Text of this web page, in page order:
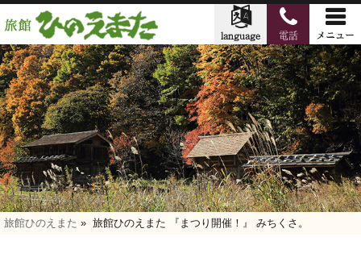
旅館ひのえまた » 旅館ひのえまた 『まつり開催！』 みちくさ。